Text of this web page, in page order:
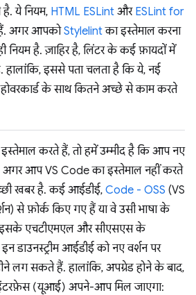
ये नियम, HTML ESLint और ESLint for
अगर आपकोStylelintका इस्तेमाल करना
नियम है. ज़ाहिर है, लिंटर के कई फ़ायदों में
हालांकि, इससे पता चलता है कि ये, नई
के साथ कितने अच्छे से काम करते
करते हैं, तो हमें उम्मीद है कि आप नए
अगर आप VS Code का इस्तेमाल नहीं करते
खबर है. कई आईडीई, Code - OSS (VS
से फ़ोर्क किए गए हैं या वे उसी भाषा के
इसके एचटीएमएल और सीएसएस के
डाउनस्ट्रीम आईडीई को नए वर्शन पर
लग सकते हैं. हालांकि, अपग्रेड होने के बाद,
(यूआई) अपने-आप मिल जाएगा: